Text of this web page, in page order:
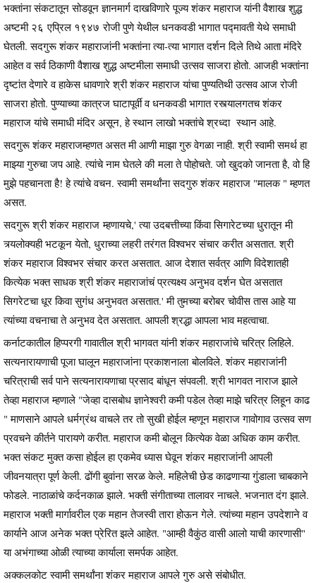
भक्तांना संकटातून सोडवून ज्ञानमार्ग दाखविणारे पूज्य शंकर महाराज यांनी वैशाख शुद्ध
अष्टमी २६ एप्रिल १९४७ रोजी पुणे येथील धनकवडी भागात पद्मावती येथे समाधी
घेतली. सदगुरू शंकर महाराजांनी भक्तांना त्या-त्या भागात दर्शन दिले तिथे आता मंदिरे
आहेत व सर्व ठिकाणी वैशाख शुद्ध अष्टमीला समाधी उत्सव साजरा होतो. आजही भक्तांना
दृष्टांत देणारे व हाकेस धावणारे श्री शंकर महाराज यांचा पुण्यतिथी उत्सव आज रोजी
साजरा होतो. पुण्याच्या कात्रज घाटापूर्वी व धनकवडी भागात रस्त्यालगतच शंकर
महाराज यांचे समाधी मंदिर असून, हे स्थान लाखो भक्तांचे श्रध्दा स्थान आहे.
सदगुरू शंकर महाराजम्हणत असत मी आणी माझा गुरु वेगळा नाही. श्री स्वामी समर्थ हा
माझ्या गुरुचा जप आहे. त्यांचे नाम घेतले की मला ते पोहोचते. जो खुदको जानता है, वो हि
मुझे पहचानता है! हे त्यांचे वचन. स्वामी समर्थांना सदगुरु शंकर महाराज "मालक " म्हणत
असत.
सदगुरू श्री शंकर महाराज म्हणायचे,' त्या उदबत्तीच्या किंवा सिगारेटच्या धुरातून मी
त्र्यलोक्यही भटकून येतो, धुराच्या लहरी तरंगत विश्वभर संचार करीत असतात. श्री
शंकर महाराज विश्वभर संचार करत असतात. आज देशात सर्वत्र आणि विदेशातही
कित्येक भक्त साधक श्री शंकर महाराजांचं प्रत्यक्ष्य अनुभव दर्शन घेत असतात
सिगरेटचा धूर किवा सुगंध अनुभवत असतात.' मी तुमच्या बरोबर चोवीस तास आहे या
त्यांच्या वचनाचा ते अनुभव देत असतात. आपली श्रद्धा आपला भाव महत्वाचा.
कर्नाटकातील हिप्परगी गावातील श्री भागवत यांनी शंकर महाराजांचे चरित्र लिहिले.
सत्यनारायणाची पूजा घालून महाराजांना प्रकाशनाला बोलविले. शंकर महाराजांनी
चरित्राची सर्व पाने सत्यनारायणाचा प्रसाद बांधून संपवली. श्री भागवत नाराज झाले
तेव्हा महाराज म्हणाले "जेव्हा दासबोध ज्ञानेश्वरी कमी पडेल तेव्हा माझे चरित्र लिहून काढ
" माणसाने आपले धर्मग्रंथ वाचले तर तो सुखी होईल म्हणून महाराज गावोगाव उत्सव सण
प्रवचने कीर्तने पारायणे करीत. महाराज कमी बोलून कित्येक वेळा अधिक काम करीत.
भक्त संकट मुक्त कसा होईल हा एकमेव ध्यास घेवून शंकर महाराजांनी आपली
जीवनयात्रा पूर्ण केली. ढोंगी बुवांना सरळ केले. महिलेची छेड काढणाऱ्या गुंडाला चाबकाने
फोडले. नाठाळांचे कर्दनकाळ झाले. भक्ती संगीताच्या तालावर नाचले. भजनात दंग झाले.
महाराज भक्ती मार्गावरील एक महान तेजस्वी तारा होऊन गेले. त्यांच्या महान उपदेशाने व
कार्याने आज अनेक भक्त प्रेरित झले आहेत. "आम्ही वैकुंठ वासी आलो याची कारणासी"
या अभंगाच्या ओळी त्याच्या कार्याला समर्पक आहेत.
अक्कलकोट स्वामी समर्थांना शंकर महाराज आपले गुरु असे संबोधीत.